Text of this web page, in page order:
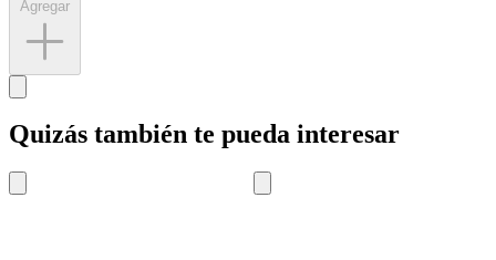
Quizás también te pueda interesar